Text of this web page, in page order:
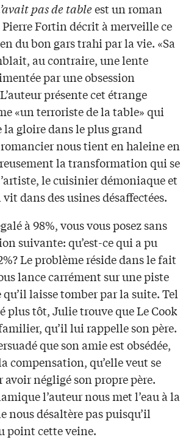
pas de tableest un roman
Fortin décrit à merveille ce
du bon gars trahi par la vie. «Sa
au contraire, une lente
par une obsession
présente cet étrange
«un terroriste de la table» qui
gloire dans le plus grand
nous tient en haleine en
la transformation qui se
le cuisinier démoniaque et
dans des usines désaffectées.
à 98%, vous vous posez sans
suivante: qu’est-ce qui a pu
Le problème réside dans le fait
lance carrément sur une piste
laisse tomber par la suite. Tel
plus tôt, Julie trouve que Le Cook
qu’il lui rappelle son père.
que son amie est obsédée,
compensation, qu’elle veut se
avoir négligé son propre père.
l’auteur nous met l’eau à la
nous désaltère pas puisqu’il
point cette veine.